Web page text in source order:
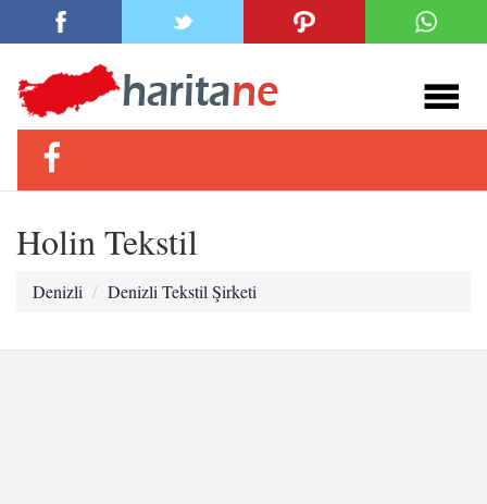
Holin Tekstil
Denizli Denizli Tekstil Şirketi